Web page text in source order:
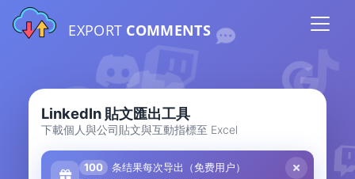
EXPORT COMMENTS
LinkedIn 貼文匯出工具
下載個人與公司貼文與互動指標至 Excel
100 条结果每次导出（免费用户）